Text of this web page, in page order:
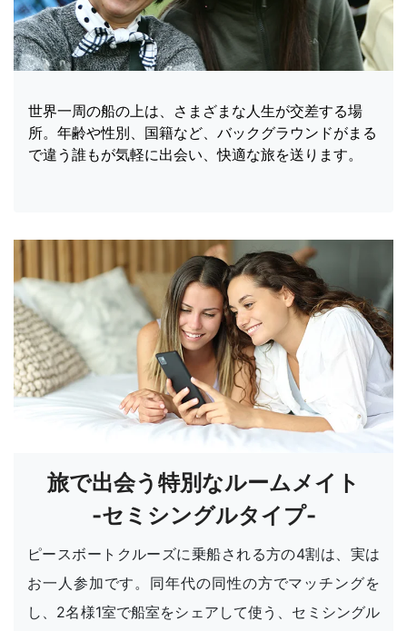
世界一周の船の上は、さまざまな人生が交差する場
所。年齢や性別、国籍など、バックグラウンドがまる
で違う誰もが気軽に出会い、快適な旅を送ります。
旅で出会う特別なルームメイト
-セミシングルタイプ-
ピースボートクルーズに乗船される方の4割は、実は
お一人参加です。同年代の同性の方でマッチングを
し、2名様1室で船室をシェアして使う、セミシングル